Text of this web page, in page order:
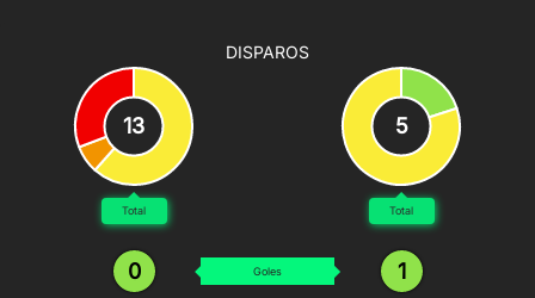
DISPAROS
13
Total
0
5
Total
1
Goles